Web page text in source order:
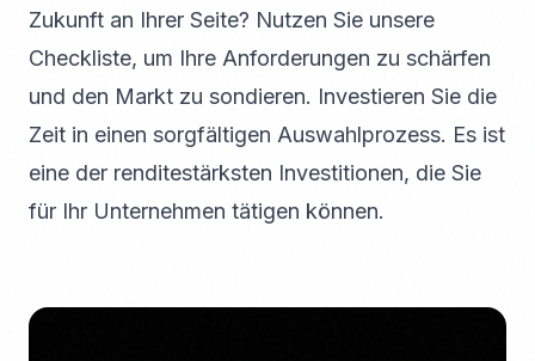
Zukunft an Ihrer Seite? Nutzen Sie unsere
Checkliste, um Ihre Anforderungen zu schärfen
und den Markt zu sondieren. Investieren Sie die
Zeit in einen sorgfältigen Auswahlprozess. Es ist
eine der renditestärksten Investitionen, die Sie
für Ihr Unternehmen tätigen können.